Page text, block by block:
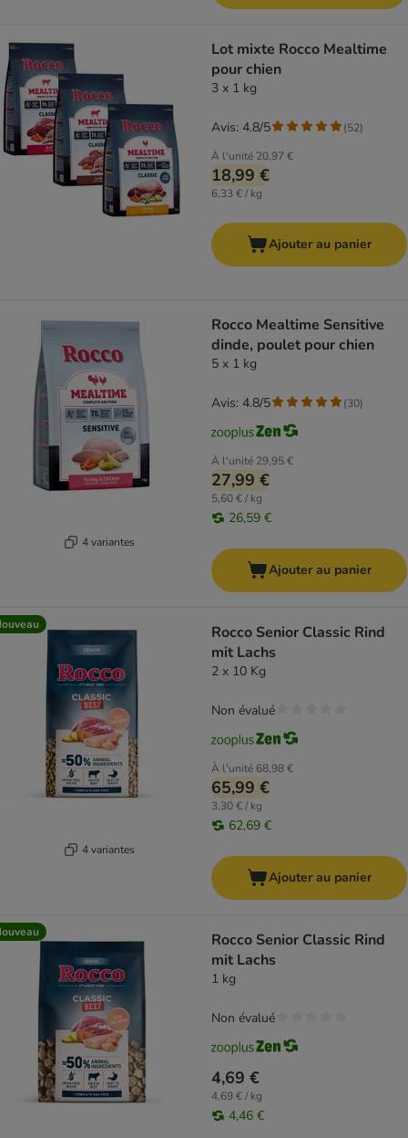
Lot mixte Rocco Mealtime
pour chien
3 x 1 kg
À l'unité 20,97 €
18,99 €
6,33 € / kg
Avis: 4.8/5 (52)
Ajouter au panier
4 variantes
Rocco Mealtime Sensitive
dinde, poulet pour chien
5 x 1 kg
À l'unité 29,95 €
27,99 €
5,60 € / kg
26,59 €
Avis: 4.8/5 (30)
Ajouter au panier
4 variantes
Rocco Senior Classic Rind
mit Lachs
2 x 10 Kg
À l'unité 68,98 €
65,99 €
3,30 € / kg
62,69 €
Non évalué
Ajouter au panier
Rocco Senior Classic Rind
mit Lachs
1 kg
4,69 €
4,69 € / kg
4,46 €
Non évalué